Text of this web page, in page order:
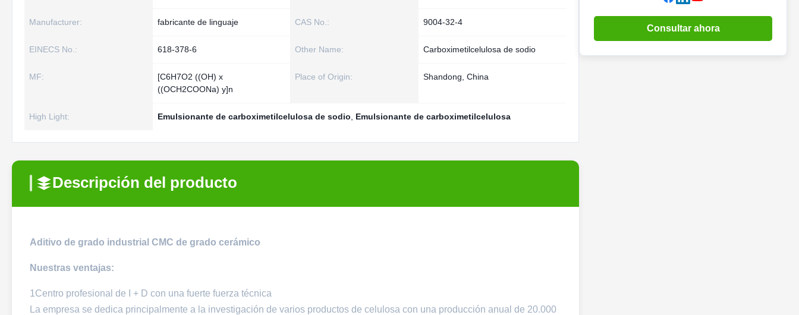
Manufacturer: fabricante de linguaje CAS No.: 9004-32-4
EINECS No.: 618-378-6 Other Name: Carboximetilcelulosa de sodio
MF:
[C6H7O2 ((OH) x
((OCH2COONa) y]n
Place of Origin: Shandong, China
High Light: Emulsionante de carboximetilcelulosa de sodio Emulsionante de carboximetilcelulosa
Descripción del producto
Aditivo de grado industrial CMC de grado cerámico
Nuestras ventajas:
1Centro profesional de I + D con una fuerte fuerza técnica
La empresa se dedica principalmente a la investigación de varios productos de celulosa con una producción anual de 20.000
Consultar ahora